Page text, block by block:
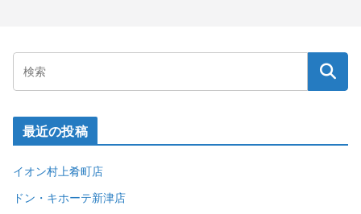
最近の投稿
イオン村上肴町店
ドン・キホーテ新津店